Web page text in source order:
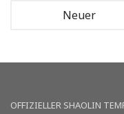
Neuer
OFFIZIELLER SHAOLIN